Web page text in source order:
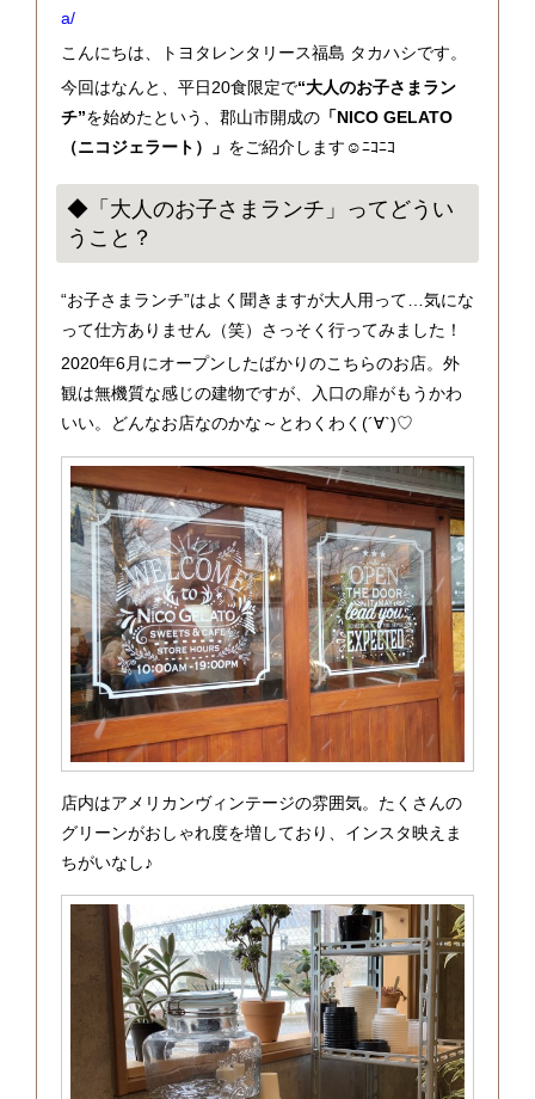
a/
こんにちは、トヨタレンタリース福島 タカハシです。
今回はなんと、平日20食限定で“大人のお子さまラン
チ”を始めたという、郡山市開成の「NICO GELATO
（ニコジェラート）」 をご紹介します☺ﾆｺﾆｺ
◆「大人のお子さまランチ」ってどうい
うこと？
“お子さまランチ”はよく聞きますが大人用って…気にな
って仕方ありません（笑）さっそく行ってみました！
2020年6月にオープンしたばかりのこちらのお店。外
観は無機質な感じの建物ですが、入口の扉がもうかわ
いい。どんなお店なのかな～とわくわく(´∀`)♡
店内はアメリカンヴィンテージの雰囲気。たくさんの
グリーンがおしゃれ度を増しており、インスタ映えま
ちがいなし♪